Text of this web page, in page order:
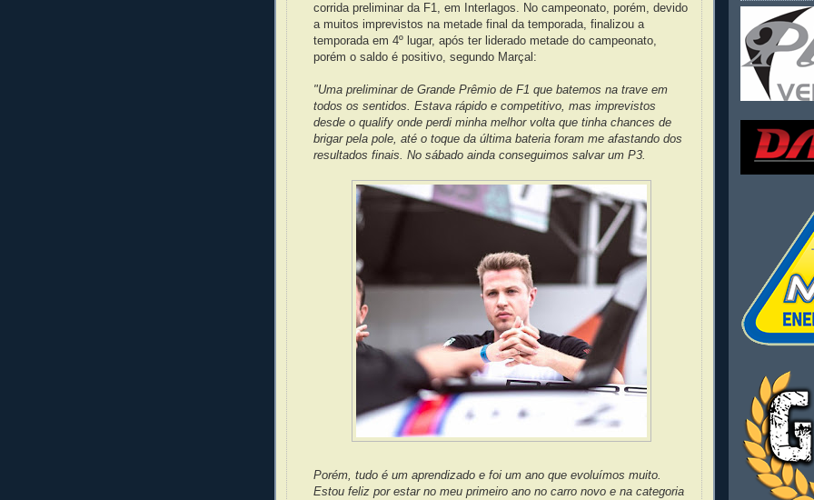
corrida preliminar da F1, em Interlagos. No campeonato, porém, devido
a muitos imprevistos na metade final da temporada, finalizou a
temporada em 4º lugar, após ter liderado metade do campeonato,
porém o saldo é positivo, segundo Marçal:
"Uma preliminar de Grande Prêmio de F1 que batemos na trave em
todos os sentidos. Estava rápido e competitivo, mas imprevistos
desde o qualify onde perdi minha melhor volta que tinha chances de
brigar pela pole, até o toque da última bateria foram me afastando dos
resultados finais. No sábado ainda conseguimos salvar um P3.
Porém, tudo é um aprendizado e foi um ano que evoluímos muito.
Estou feliz por estar no meu primeiro ano no carro novo e na categoria